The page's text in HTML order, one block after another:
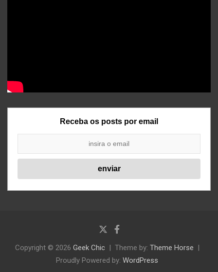
Receba os posts por email
Copyright © 2026 Geek Chic Theme by: Theme Horse
Proudly Powered by: WordPress